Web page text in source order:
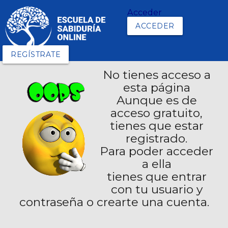
Acceder
ACCEDER
REGÍSTRATE
No tienes acceso a
esta página
Aunque es de
acceso gratuito,
tienes que estar
registrado.
Para poder acceder
a ella
tienes que entrar
con tu usuario y
contraseña o crearte una cuenta.